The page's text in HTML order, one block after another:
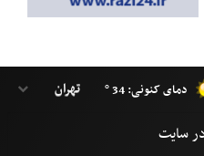
دمای کنونی: 34 °